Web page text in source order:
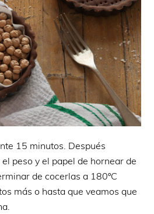
15 minutos. Después
peso y el papel de hornear de
de cocerlas a 180ºC
más o hasta que veamos que